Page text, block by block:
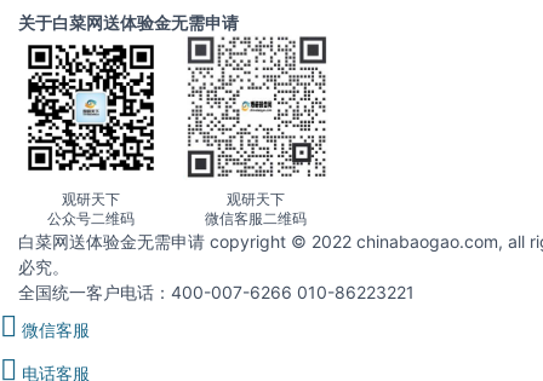
关于白菜网送体验金无需申请
观研天下
公众号二维码
观研天下
微信客服二维码
白菜网送体验金无需申请 copyright © 2022 chinabaogao.com, all
必究。
全国统一客户电话：400-007-6266 010-86223221
微信客服
电话客服